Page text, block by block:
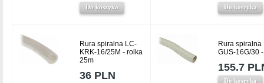
Do koszyka Do koszyka
Rura spiralna LC-
KRK-16/25M - rolka
25m
36 PLN
Rura spiralna
GUS-16G/30
155.7
Do koszyka